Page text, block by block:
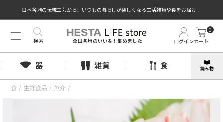
日本各地の伝統工芸から、いつもの暮らしが楽しくなる生活雑貨や食をお届け！
全国各地のいいね！集めました ログインカート
0
検索
器 雑貨 食 読み物
食 / 生鮮食品 / 魚介 /